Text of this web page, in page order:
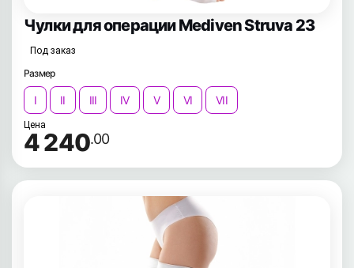
Чулки для операции Mediven Struva 23
Под заказ
Размер
I II III IV V VI VII
Цена
4 240.00